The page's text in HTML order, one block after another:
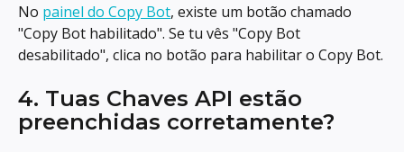
No painel do Copy Bot, existe um botão chamado
"Copy Bot habilitado". Se tu vês "Copy Bot
desabilitado", clica no botão para habilitar o Copy Bot.
4. Tuas Chaves API estão
preenchidas corretamente?